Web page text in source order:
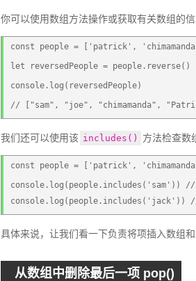
你可以使用数组方法操作或获取有关数组的
const people = ['patrick',
let reversedPeople = people.reverse()
console.log(reversedPeople)
// ["sam", "joe", "chimamanda",
我们还可以使用该 includes() 方法检查数
const people = ['patrick',
console.log(people.includes('sam'))
console.log(people.includes('jack'))
具体来说，让我们看一下负责将项插入数组和
从数组中删除最后一项 pop()